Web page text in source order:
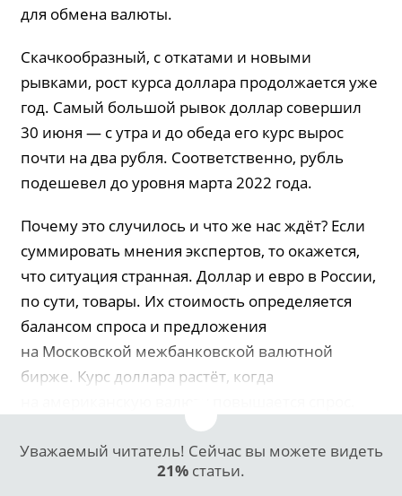
для обмена валюты.
Скачкообразный, с откатами и новыми
рывками, рост курса доллара продолжается уже
год. Самый большой рывок доллар совершил
30 июня — с утра и до обеда его курс вырос
почти на два рубля. Соответственно, рубль
подешевел до уровня марта 2022 года.
Почему это случилось и что же нас ждёт? Если
суммировать мнения экспертов, то окажется,
что ситуация странная. Доллар и евро в России,
по сути, товары. Их стоимость определяется
балансом спроса и предложения
на Московской межбанковской валютной
бирже. Курс доллара растёт, когда
Уважаемый читатель! Сейчас вы можете видеть
21% статьи.